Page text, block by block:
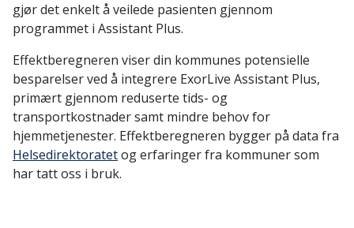
gjør det enkelt å veilede pasienten gjennom
programmet i Assistant Plus.
Effektberegneren viser din kommunes potensielle
besparelser ved å integrere ExorLive Assistant Plus,
primært gjennom reduserte tids- og
transportkostnader samt mindre behov for
hjemmetjenester. Effektberegneren bygger på data fra
Helsedirektoratetog erfaringer fra kommuner som
har tatt oss i bruk.